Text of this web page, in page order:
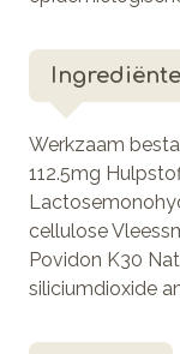
Werkzaam
112.5mg
cellulose
Povidon K30
siliciumdioxide